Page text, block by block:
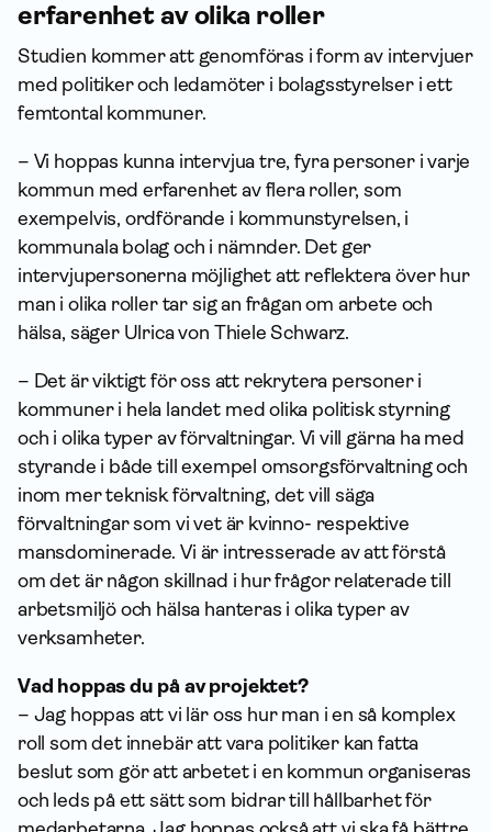
erfarenhet av olika roller
Studien kommer att genomföras i form av intervjuer
med politiker och ledamöter i bolagsstyrelser i ett
femtontal kommuner.
– Vi hoppas kunna intervjua tre, fyra personer i varje
kommun med erfarenhet av flera roller, som
exempelvis, ordförande i kommunstyrelsen, i
kommunala bolag och i nämnder. Det ger
intervjupersonerna möjlighet att reflektera över hur
man i olika roller tar sig an frågan om arbete och
hälsa, säger Ulrica von Thiele Schwarz.
– Det är viktigt för oss att rekrytera personer i
kommuner i hela landet med olika politisk styrning
och i olika typer av förvaltningar. Vi vill gärna ha med
styrande i både till exempel omsorgsförvaltning och
inom mer teknisk förvaltning, det vill säga
förvaltningar som vi vet är kvinno- respektive
mansdominerade. Vi är intresserade av att förstå
om det är någon skillnad i hur frågor relaterade till
arbetsmiljö och hälsa hanteras i olika typer av
verksamheter.
Vad hoppas du på av projektet?
– Jag hoppas att vi lär oss hur man i en så komplex
roll som det innebär att vara politiker kan fatta
beslut som gör att arbetet i en kommun organiseras
och leds på ett sätt som bidrar till hållbarhet för